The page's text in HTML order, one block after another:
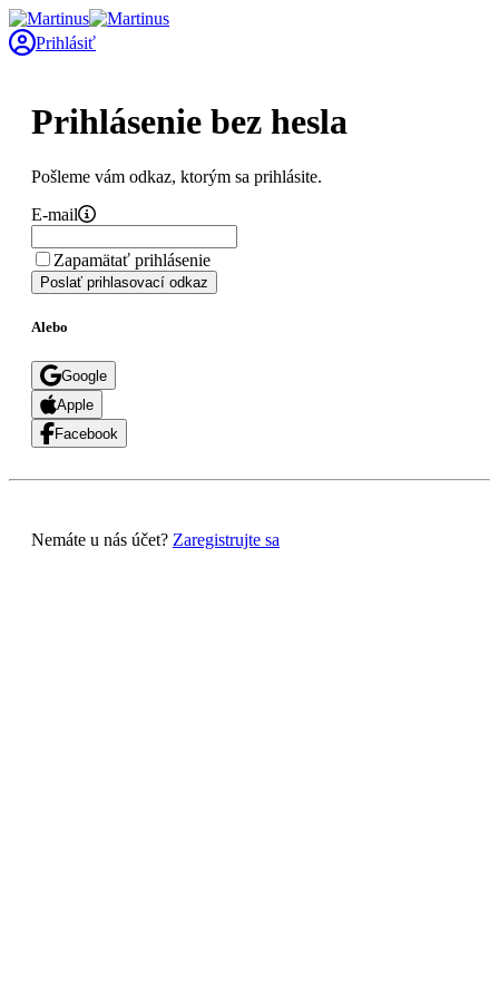
Prihlásiť
Prihlásenie bez hesla
Pošleme vám odkaz, ktorým sa prihlásite.
E-mail
Zapamätať prihlásenie
Poslať prihlasovací odkaz
Alebo
Google
Apple
Facebook
Nemáte u nás účet? Zaregistrujte sa